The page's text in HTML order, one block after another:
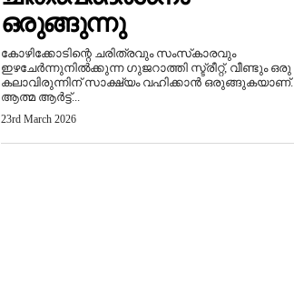
ഒരുങ്ങുന്നു
കോഴിക്കോടിന്റെ ചരിത്രവും സംസ്‌കാരവും
ഇഴചേർന്നുനിൽക്കുന്ന ഗുജറാത്തി സ്ട്രീറ്റ്, വീണ്ടും ഒരു
കലാവിരുന്നിന് സാക്ഷ്യം വഹിക്കാൻ ഒരുങ്ങുകയാണ്.
ആത്മ ആർട്ട്...
23rd March 2026